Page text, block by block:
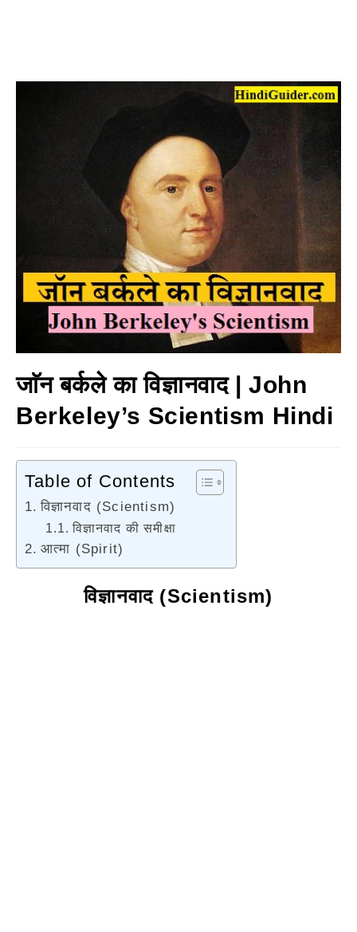
जाॅन बर्कले का विज्ञानवाद | John
Berkeley’s Scientism Hindi
Table of Contents
विज्ञानवाद (Scientism)
विज्ञानवाद की समीक्षा
आत्मा (Spirit)
विज्ञानवाद (Scientism)